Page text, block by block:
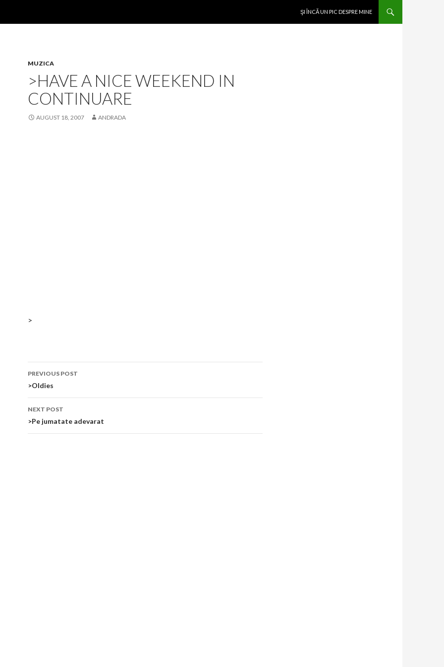
ŞI ÎNCĂ UN PIC DESPRE MINE
MUZICA
>HAVE A NICE WEEKEND IN
CONTINUARE
AUGUST 18, 2007 ANDRADA
>
Post
navigation
PREVIOUS POST
>Oldies
NEXT POST
>Pe jumatate adevarat